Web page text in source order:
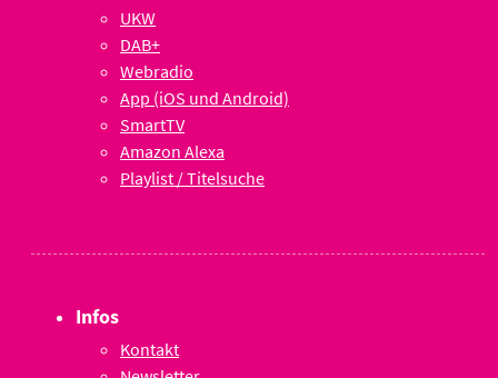
UKW
DAB+
Webradio
App (iOS und Android)
SmartTV
Amazon Alexa
Playlist / Titelsuche
Infos
Kontakt